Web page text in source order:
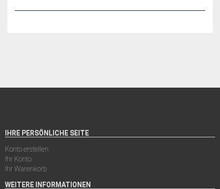
IHRE PERSÖNLICHE SEITE
Konto erstellen
Ihr Konto
Ihr Warenkorb
WEITERE INFORMATIONEN